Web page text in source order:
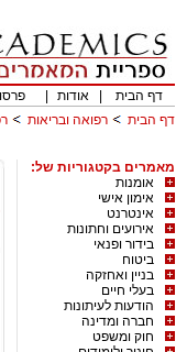
דף הבית
אודות
דף הבית
רפואה ובריאות
מאמרים בקטגוריות של:
אומנות
אימון אישי
אינטרנט
אירועים וחתונות
בידור ופנאי
ביטוח
בניין ואחזקה
בעלי חיים
הודעות לעיתונות
חברה ומדינה
חוק ומשפט